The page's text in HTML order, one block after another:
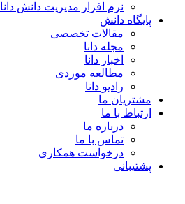
نرم افزار مدیریت دانش دانا
پایگاه دانش
مقالات تخصصی
مجله دانا
اخبار دانا
مطالعه موردی
رادیو دانا
مشتریان ما
ارتباط با ما
درباره ما
تماس با ما
درخواست همکاری
پشتیبانی